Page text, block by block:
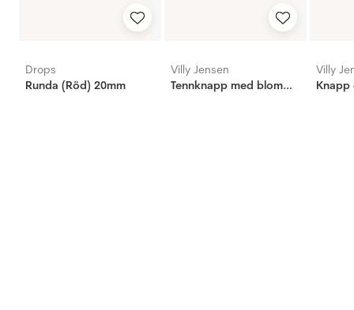
Drops
Runda (Röd) 20mm
Villy Jensen
Tennknapp med blomma, 20mm
Villy
Knapp